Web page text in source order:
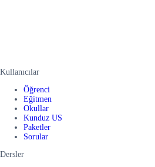
Kullanıcılar
Öğrenci
Eğitmen
Okullar
Kunduz US
Paketler
Sorular
Dersler